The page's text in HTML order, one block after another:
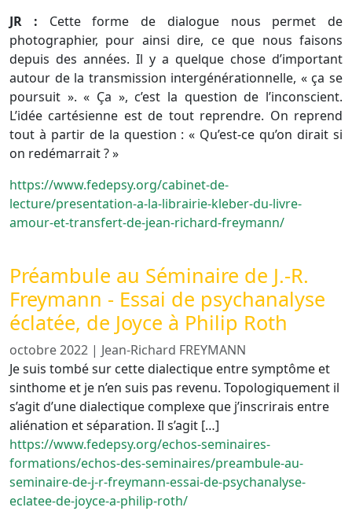
JR : Cette forme de dialogue nous permet de
photographier, pour ainsi dire, ce que nous faisons
depuis des années. Il y a quelque chose d’important
autour de la transmission intergénérationnelle, « ça se
poursuit ». « Ça », c’est la question de l’inconscient.
L’idée cartésienne est de tout reprendre. On reprend
tout à partir de la question : « Qu’est-ce qu’on dirait si
on redémarrait ? »
https://www.fedepsy.org/cabinet-de-
lecture/presentation-a-la-librairie-kleber-du-livre-
amour-et-transfert-de-jean-richard-freymann/
Préambule au Séminaire de J.-R.
Freymann - Essai de psychanalyse
éclatée, de Joyce à Philip Roth
octobre 2022 | Jean-Richard FREYMANN
Je suis tombé sur cette dialectique entre symptôme et
sinthome et je n’en suis pas revenu. Topologiquement il
s’agit d’une dialectique complexe que j’inscrirais entre
aliénation et séparation. Il s’agit […]
https://www.fedepsy.org/echos-seminaires-
formations/echos-des-seminaires/preambule-au-
seminaire-de-j-r-freymann-essai-de-psychanalyse-
eclatee-de-joyce-a-philip-roth/